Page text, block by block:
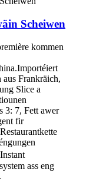
Scheiwen
kommen
aus Frankräich,
Slice a
3: 7, Fett awer
fir
ass eng